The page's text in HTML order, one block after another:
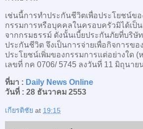
เช่นนี้การทำประกันชีวิตเพื่อประโยชน์ขอ
กรรมการหรือบุคคลในครอบครัวมิได้เป็
จากกรมธรรม์ ดังนั้นเบี้ยประกันภัยที่บริษั
ประกันชีวิต จึงเป็นการจ่ายเพื่อกิจการข
ประโยชน์เพิ่มของกรรมการแต่อย่างใด (
เลขที่ กค 0706/ 5745 ลงวันที่ 11 มิถุนาย
ที่มา : Daily News Online
วันที่ : 28 ธันวาคม 2553
เกียรติชัย at 19:15